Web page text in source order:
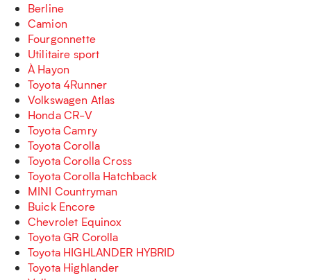
Berline
Camion
Fourgonnette
Utilitaire sport
À Hayon
Toyota 4Runner
Volkswagen Atlas
Honda CR-V
Toyota Camry
Toyota Corolla
Toyota Corolla Cross
Toyota Corolla Hatchback
MINI Countryman
Buick Encore
Chevrolet Equinox
Toyota GR Corolla
Toyota HIGHLANDER HYBRID
Toyota Highlander